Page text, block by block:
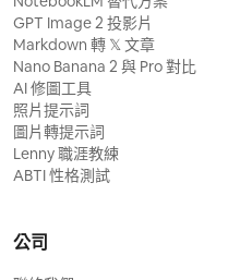
GPT Image 2 投影片
Markdown 轉 𝕏 文章
Nano Banana 2 與 Pro 對比
AI 修圖工具
照片提示詞
圖片轉提示詞
Lenny 職涯教練
ABTI 性格測試
公司